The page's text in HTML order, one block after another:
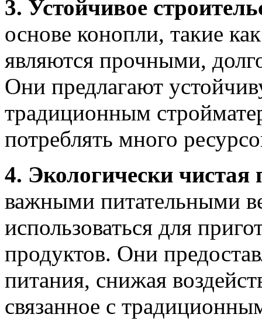
3. Устойчивое
основе конопли, такие
являются прочными,
Они предлагают
традиционным
потреблять много
4. Экологически
важными питательными
использоваться для
продуктов. Они
питания, снижая
связанное с